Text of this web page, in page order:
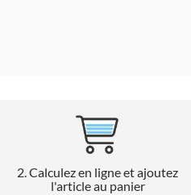
2 . Calculez en ligne et ajoutez
l'article au panier